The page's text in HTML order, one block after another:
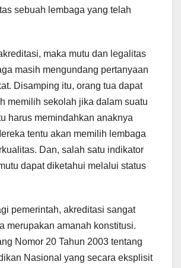
sebuah lembaga yang telah
maka mutu dan legalitas
masih mengundang pertanyaan
Disamping itu, orang tua dapat
memilih sekolah jika dalam suatu
harus memindahkan anaknya
tentu akan memilih lembaga
Dan, salah satu indikator
dapat diketahui melalui status
pemerintah, akreditasi sangat
merupakan amanah konstitusi.
Nomor 20 Tahun 2003 tentang
Nasional yang secara eksplisit